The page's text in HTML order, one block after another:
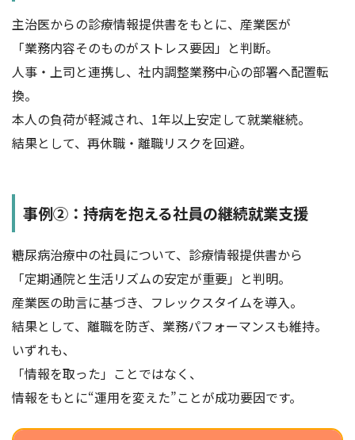
主治医からの診療情報提供書をもとに、産業医が
「業務内容そのものがストレス要因」と判断。
人事・上司と連携し、社内調整業務中心の部署へ配置転
換。
本人の負荷が軽減され、1年以上安定して就業継続。
結果として、再休職・離職リスクを回避。
事例②：持病を抱える社員の継続就業支援
糖尿病治療中の社員について、診療情報提供書から
「定期通院と生活リズムの安定が重要」と判明。
産業医の助言に基づき、フレックスタイムを導入。
結果として、離職を防ぎ、業務パフォーマンスも維持。
いずれも、
「情報を取った」ことではなく、
情報をもとに“運用を変えた”ことが成功要因です。